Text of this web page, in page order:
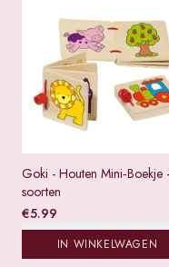
Goki - Houten Mini‑Boekje
soorten
€5.99
IN WINKELWAGEN